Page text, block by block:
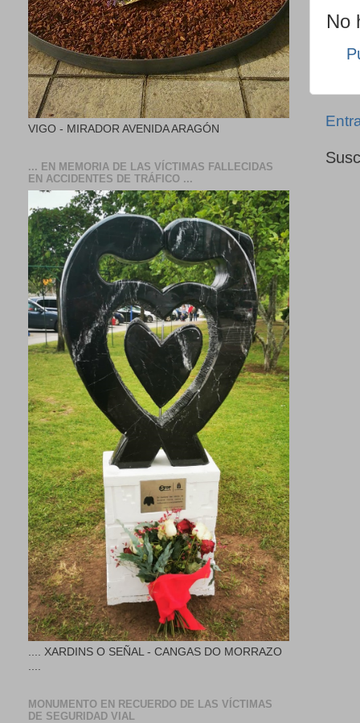
No
VIGO - MIRADOR AVENIDA ARAGÓN
... EN MEMORIA DE LAS VÍCTIMAS FALLECIDAS
EN ACCIDENTES DE TRÁFICO ...
.... XARDINS O SEÑAL - CANGAS DO MORRAZO
MONUMENTO EN RECUERDO DE LAS VÍCTIMAS
DE SEGURIDAD VIAL